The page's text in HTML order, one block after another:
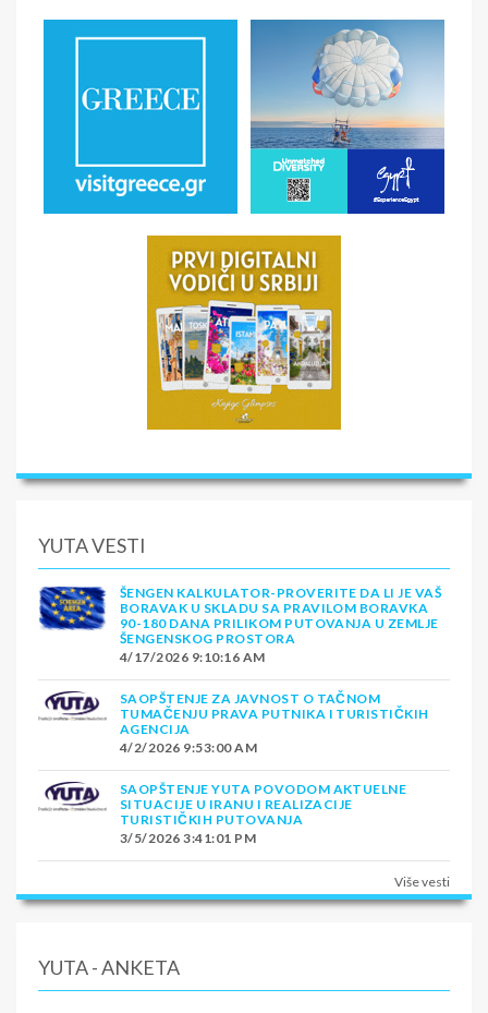
YUTA VESTI
ŠENGEN KALKULATOR-PROVERITE DA LI JE VAŠ
BORAVAK U SKLADU SA PRAVILOM BORAVKA
90-180 DANA PRILIKOM PUTOVANJA U ZEMLJE
ŠENGENSKOG PROSTORA
4/17/2026 9:10:16 AM
SAOPŠTENJE ZA JAVNOST O TAČNOM
TUMAČENJU PRAVA PUTNIKA I TURISTIČKIH
AGENCIJA
4/2/2026 9:53:00 AM
SAOPŠTENJE YUTA POVODOM AKTUELNE
SITUACIJE U IRANU I REALIZACIJE
TURISTIČKIH PUTOVANJA
3/5/2026 3:41:01 PM
Više vesti
YUTA - ANKETA